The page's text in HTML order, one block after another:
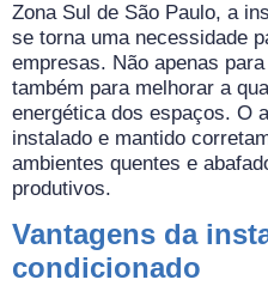
Zona Sul de São Paulo, a
se torna uma necessidade
empresas. Não apenas
também para melhorar a
energética dos espaços. O
instalado e mantido
ambientes quentes e
produtivos.
Vantagens da
condicionado